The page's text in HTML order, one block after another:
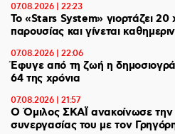
07.08.2026 | 22:23
Το «Stars System» γιορτάζει 20
παρουσίας και γίνεται
07.08.2026 | 22:06
Έφυγε από τη ζωή η
64 της χρόνια
07.08.2026 | 21:57
Ο Όμιλος ΣΚΑΪ ανακοίνωσε
συνεργασίας του με τον